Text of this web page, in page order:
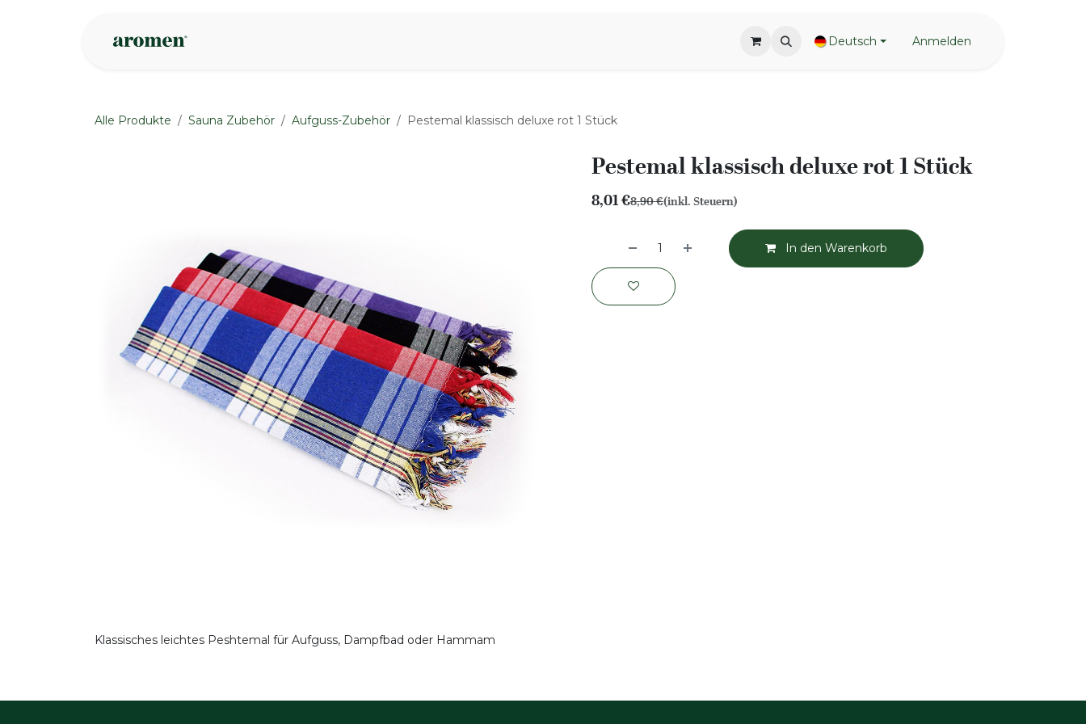
Deutsch Anmelden
Alle Produkte Sauna Zubehör Aufguss-Zubehör Pestemal klassisch deluxe rot 1 Stück
Pestemal klassisch deluxe rot 1 Stück
8,01€8,90€(inkl. Steuern)
In den Warenkorb
Klassisches leichtes Peshtemal für Aufguss, Dampfbad oder Hammam